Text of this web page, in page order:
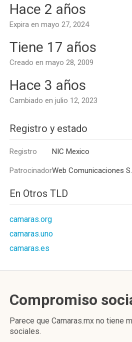
Hace 2 años
Expira en mayo 27, 2024
Tiene 17 años
Creado en mayo 28, 2009
Hace 3 años
Cambiado en julio 12, 2023
Registro y estado
Registro NIC Mexico
PatrocinadorWeb Comunicaciones
En Otros TLD
camaras.org
camaras.uno
camaras.es
Compromiso
Parece que Camaras.mx no tiene
sociales.